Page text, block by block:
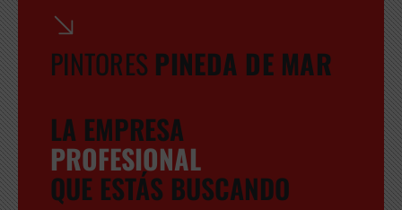
PINTORES PINEDA DE MAR
LA EMPRESA
PROFESIONAL
QUE ESTÁS BUSCANDO